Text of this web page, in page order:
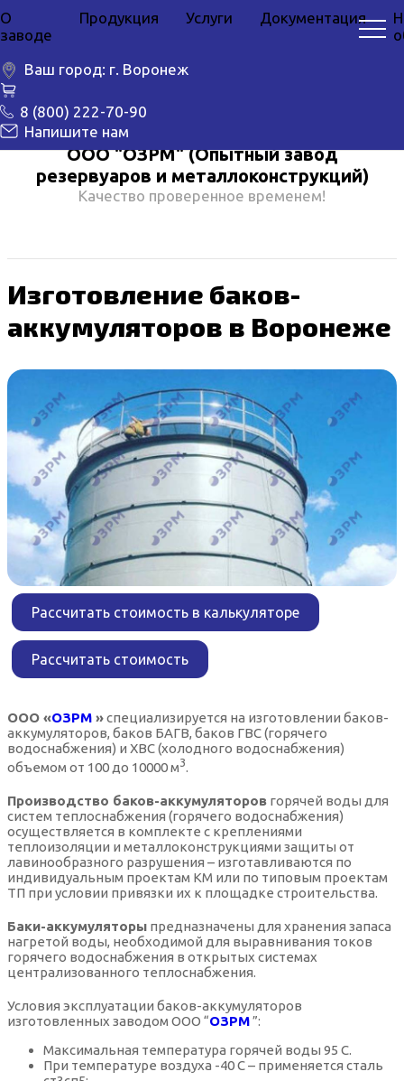
О
заводе
Продукция Услуги Документация
Ваш город: г. Воронеж
Напишите нам
8 (800) 222-70-90
ООО "ОЗРМ" (Опытный завод
резервуаров и металлоконструкций)
Качество проверенное временем!
Изготовление баков-
аккумуляторов в Воронеже
Рассчитать стоимость в калькуляторе
Рассчитать стоимость
ООО «ОЗРМ »специализируется на изготовлении баков-
аккумуляторов, баков БАГВ, баков ГВС (горячего
водоснабжения) и ХВС (холодного водоснабжения)
объемом от 100 до 10000 м3.
Производство баков-аккумуляторов горячей воды для
систем теплоснабжения (горячего водоснабжения)
осуществляется в комплекте с креплениями
теплоизоляции и металлоконструкциями защиты от
лавинообразного разрушения – изготавливаются по
индивидуальным проектам КМ или по типовым проектам
ТП при условии привязки их к площадке строительства.
Баки-аккумуляторы предназначены для хранения запаса
нагретой воды, необходимой для выравнивания токов
горячего водоснабжения в открытых системах
централизованного теплоснабжения.
Условия эксплуатации баков-аккумуляторов
изготовленных заводом ООО “ОЗРМ”:
Максимальная температура горячей воды 95 С.
При температуре воздуха -40 С – применяется сталь